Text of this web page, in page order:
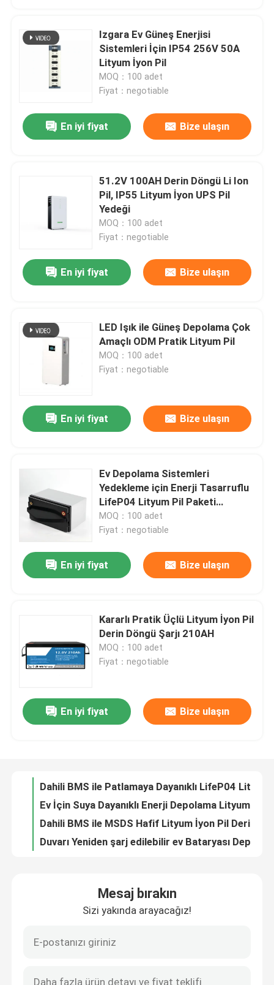
Ürünler
Videolar
Fabrika turu
Kalite kontrol
Bir teklif isteği
Güneş taşınabilir güç istasyonu
Izgara Ev Güneş Enerjisi
Sistemleri İçin IP54 256V 50A
Lityum İyon Pil
MOQ：100 adet
Fiyat：negotiable
En iyi fiyat Bize ulaşın
51.2V 100AH ​​Derin Döngü Li Ion
Pil, IP55 Lityum İyon UPS Pil
Yedeği
MOQ：100 adet
Fiyat：negotiable
En iyi fiyat Bize ulaşın
LED Işık ile Güneş Depolama Çok
Amaçlı ODM Pratik Lityum Pil
MOQ：100 adet
Fiyat：negotiable
En iyi fiyat Bize ulaşın
Ev Depolama Sistemleri
Yedekleme için Enerji Tasarruflu
LifeP04 Lityum Pil Paketi
3072WH
MOQ：100 adet
Fiyat：negotiable
En iyi fiyat Bize ulaşın
Kararlı Pratik Üçlü Lityum İyon Pil
Derin Döngü Şarjı 210AH
MOQ：100 adet
Fiyat：negotiable
En iyi fiyat Bize ulaşın
Mesaj bırakın
Sizi yakında arayacağız!